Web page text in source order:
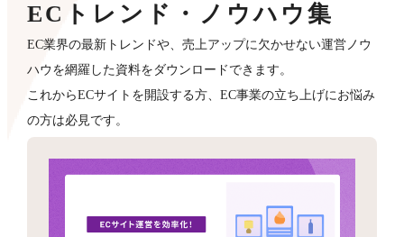
ECトレンド・ノウハウ集
EC業界の最新トレンドや、売上アップに欠かせない運営ノウ
ハウを網羅した資料をダウンロードできます。
これからECサイトを開設する方、EC事業の立ち上げにお悩み
の方は必見です。